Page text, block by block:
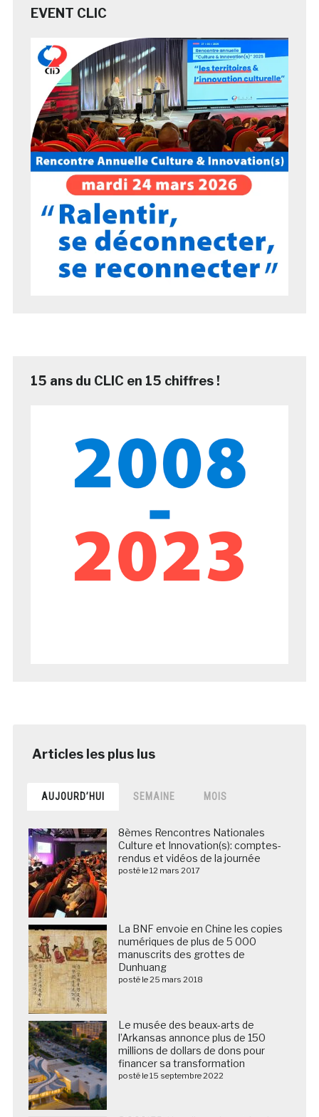
EVENT CLIC
15 ans du CLIC en 15 chiffres !
AUJOURD’HUI SEMAINE MOIS
8èmes Rencontres Nationales
Culture et Innovation(s): comptes-
rendus et vidéos de la journée
posté le 12 mars 2017
La BNF envoie en Chine les copies
numériques de plus de 5 000
manuscrits des grottes de
Dunhuang
posté le 25 mars 2018
Le musée des beaux-arts de
l’Arkansas annonce plus de 150
millions de dollars de dons pour
financer sa transformation
posté le 15 septembre 2022